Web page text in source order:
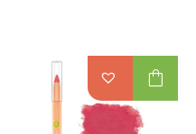
shopping_bag